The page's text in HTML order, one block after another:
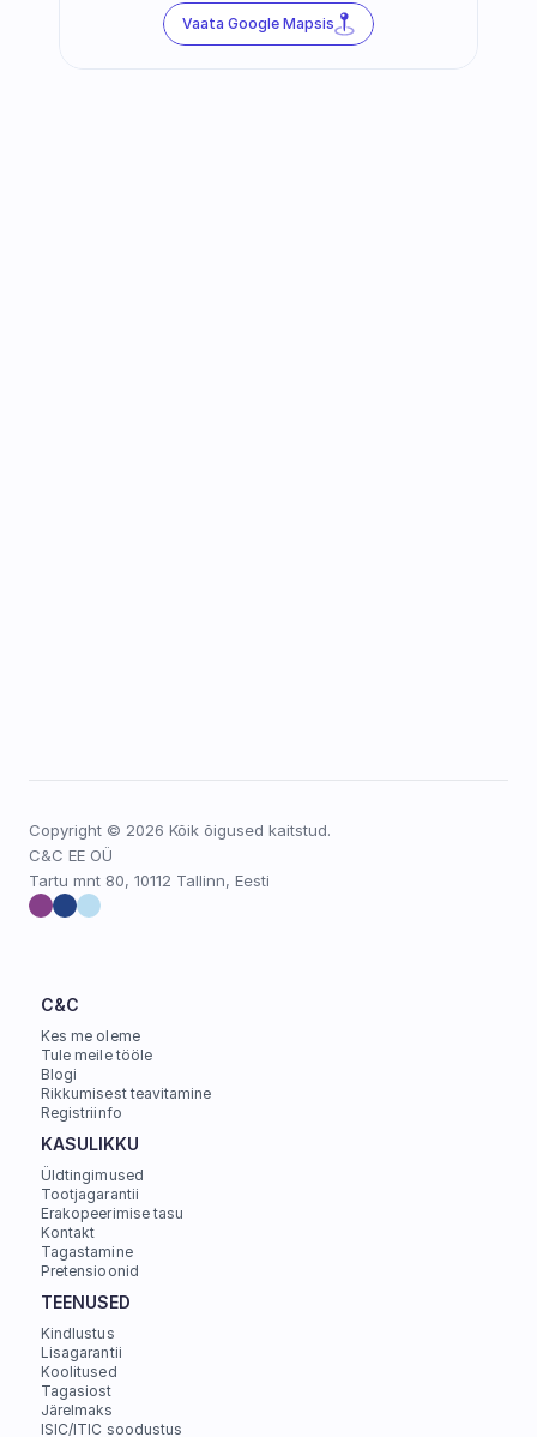
Vaata Google Mapsis
C&C
Kes me oleme
Tule meile tööle
Blogi
Rikkumisest teavitamine
Registriinfo
KASULIKKU
Üldtingimused
Tootjagarantii
Erakopeerimise tasu
Kontakt
Tagastamine
Pretensioonid
TEENUSED
Kindlustus
Lisagarantii
Koolitused
Tagasiost
Järelmaks
ISIC/ITIC soodustus
Copyright © 2026 Kõik õigused kaitstud.
C&C EE OÜ
Tartu mnt 80, 10112 Tallinn, Eesti